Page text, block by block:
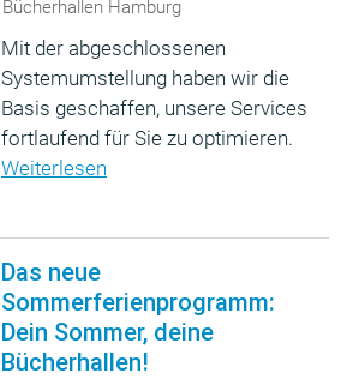
Bücherhallen Hamburg
Mit der abgeschlossenen
Systemumstellung haben wir die
Basis geschaffen, unsere Services
fortlaufend für Sie zu optimieren.
Weiterlesen
Das neue
Sommerferienprogramm:
Dein Sommer, deine
Bücherhallen!